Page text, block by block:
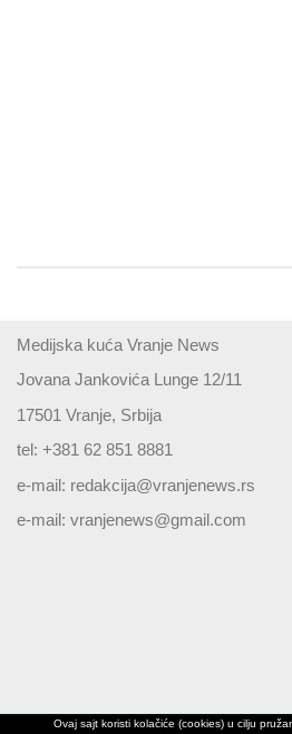
Medijska kuća Vranje News
Jovana Jankovića Lunge 12/11
17501 Vranje, Srbija
tel: +381 62 851 8881
e-mail: redakcija@vranjenews.rs
e-mail: vranjenews@gmail.com
Ovaj sajt koristi kolačiće (cookies) u cilju